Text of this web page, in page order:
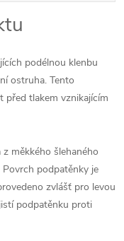
podélnou klenbu
ostruha. Tento
před tlakem vznikajícím
měkkého šlehaného
podpatěnky je
zvlášť pro levou
podpatěnku proti